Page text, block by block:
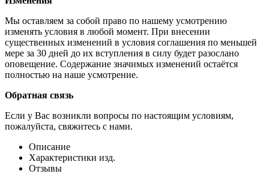
Мы оставляем за собой право по нашему усмотрению
изменять условия в любой момент. При внесении
существенных изменений в условия соглашения по меньшей
мере за 30 дней до их вступления в силу будет разослано
оповещение. Содержание значимых изменений остаётся
полностью на наше усмотрение.
Обратная связь
Если у Вас возникли вопросы по настоящим условиям,
пожалуйста, свяжитесь с нами.
Описание
Характеристики изд.
Отзывы